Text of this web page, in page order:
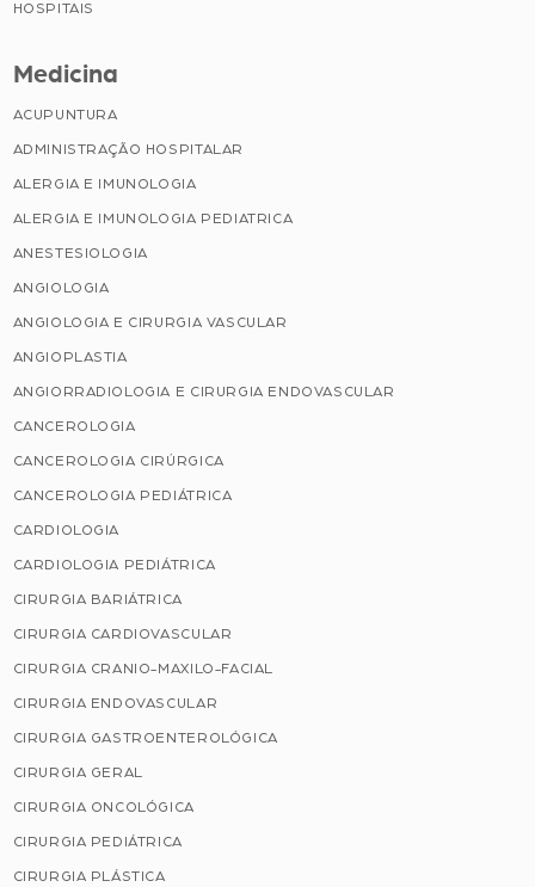
HOSPITAIS
Medicina
ACUPUNTURA
ADMINISTRAÇÃO HOSPITALAR
ALERGIA E IMUNOLOGIA
ALERGIA E IMUNOLOGIA PEDIATRICA
ANESTESIOLOGIA
ANGIOLOGIA
ANGIOLOGIA E CIRURGIA VASCULAR
ANGIOPLASTIA
ANGIORRADIOLOGIA E CIRURGIA ENDOVASCULAR
CANCEROLOGIA
CANCEROLOGIA CIRÚRGICA
CANCEROLOGIA PEDIÁTRICA
CARDIOLOGIA
CARDIOLOGIA PEDIÁTRICA
CIRURGIA BARIÁTRICA
CIRURGIA CARDIOVASCULAR
CIRURGIA CRANIO-MAXILO-FACIAL
CIRURGIA ENDOVASCULAR
CIRURGIA GASTROENTEROLÓGICA
CIRURGIA GERAL
CIRURGIA ONCOLÓGICA
CIRURGIA PEDIÁTRICA
CIRURGIA PLÁSTICA